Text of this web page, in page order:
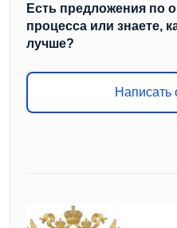
Есть предложения по
процесса или знаете,
лучше?
Написать